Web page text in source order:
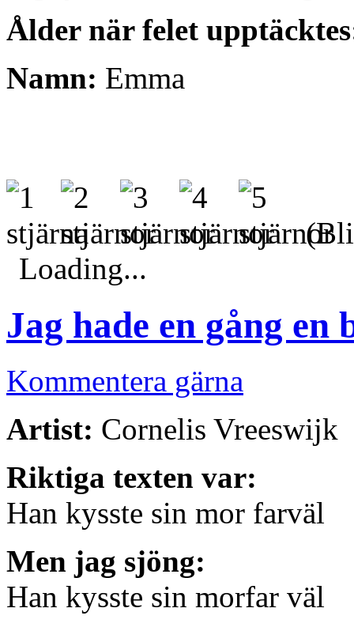
Ålder när felet
Namn: Emma
(Bli
Loading...
Jag hade en gång en
Kommentera gärna
Artist: Cornelis Vreeswijk
Riktiga texten var:
Han kysste sin mor farväl
Men jag sjöng:
Han kysste sin morfar väl